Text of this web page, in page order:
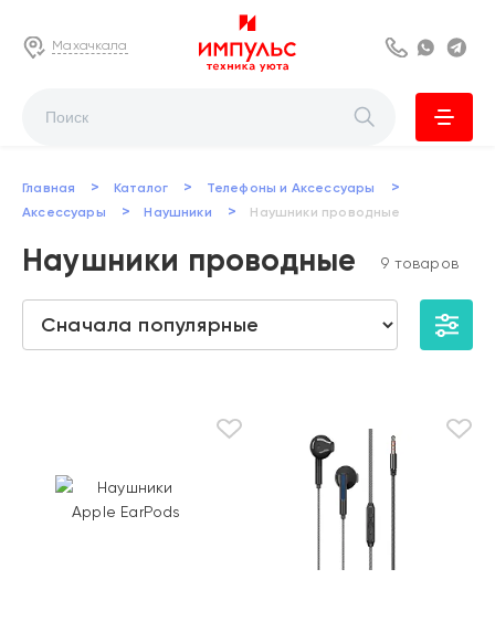
Махачкала 8 800 222 63
Главная > Каталог > Телефоны и Аксессуары >
Аксессуары > Наушники > Наушники проводные
Наушники проводные 9 товаров